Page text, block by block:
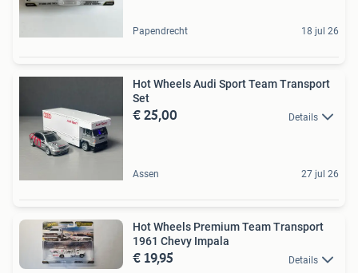
Papendrecht 18 jul 26
Hot Wheels Audi Sport Team Transport
Set
€ 25,00 Details
Assen 27 jul 26
Hot Wheels Premium Team Transport
1961 Chevy Impala
€ 19,95 Details